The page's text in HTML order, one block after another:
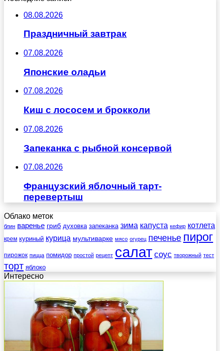
08.08.2026
Праздничный завтрак
07.08.2026
Японские оладьи
07.08.2026
Киш с лососем и брокколи
07.08.2026
Запеканка с рыбной консервой
07.08.2026
Французский яблочный тарт-
перевертыш
Облако меток
блин варенье гриб духовка запеканка зима капуста кефир котлета
крем куриный курица мультиварке мясо огурец печенье пирог
пирожок пицца помидор простой рецепт салат соус творожный тест
торт яблоко
Интересно